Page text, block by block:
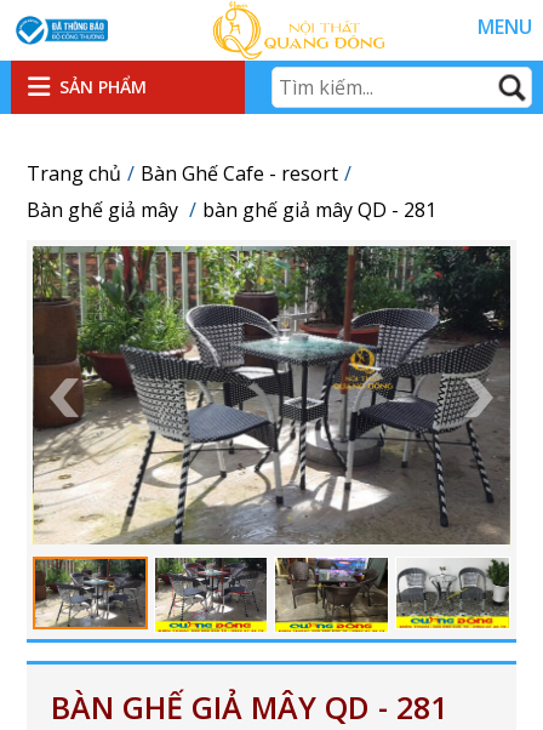
MENU
SẢN PHẨM
Trang chủ
Bàn Ghế Cafe - resort
Bàn ghế giả mây
bàn ghế giả mây QD - 281
BÀN GHẾ GIẢ MÂY QD - 281